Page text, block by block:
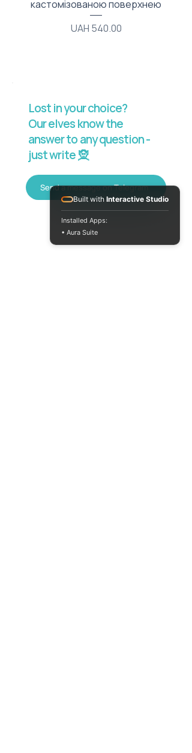
кастомізованою поверхнею
Price
UAH 540.00
Lost in your choice?
Our elves know the
answer to any question -
just write 🧝
Send a message on Telegram
Built with Interactive Studio
Installed Apps:
• Aura Suite